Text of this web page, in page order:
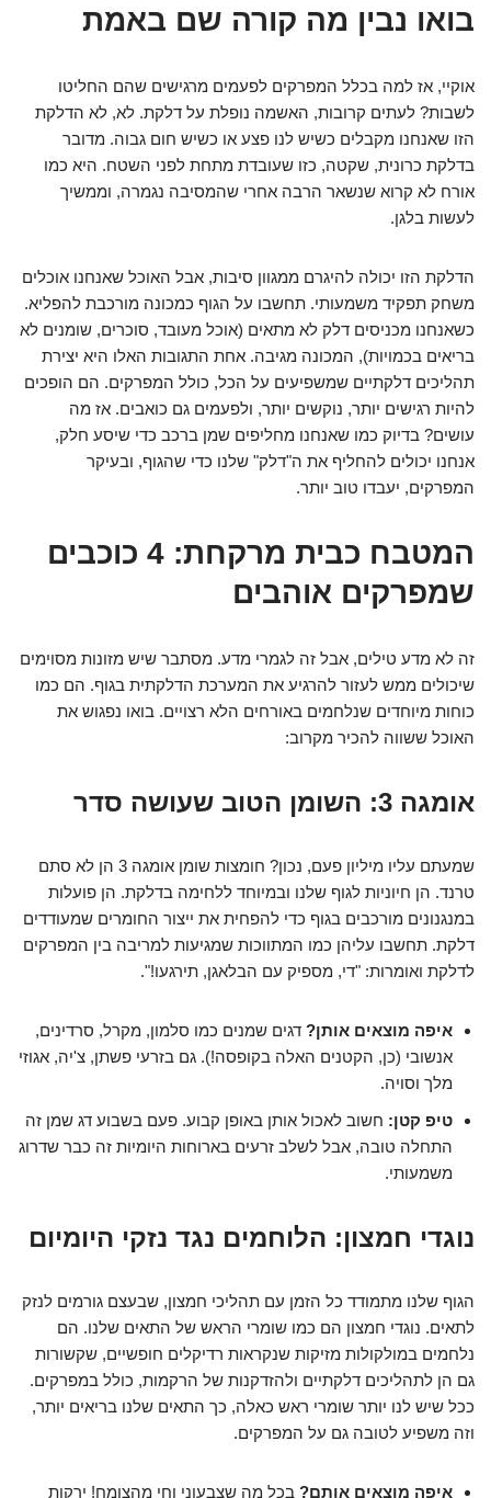
בואו נבין מה קורה שם באמת
אוקיי, אז למה בכלל המפרקים לפעמים מרגישים שהם החליטו
לשבות? לעתים קרובות, האשמה נופלת על דלקת. לא, לא הדלקת
הזו שאנחנו מקבלים כשיש לנו פצע או כשיש חום גבוה. מדובר
בדלקת כרונית, שקטה, כזו שעובדת מתחת לפני השטח. היא כמו
אורח לא קרוא שנשאר הרבה אחרי שהמסיבה נגמרה, וממשיך
לעשות בלגן.
הדלקת הזו יכולה להיגרם ממגוון סיבות, אבל האוכל שאנחנו אוכלים
משחק תפקיד משמעותי. תחשבו על הגוף כמכונה מורכבת להפליא.
כשאנחנו מכניסים דלק לא מתאים (אוכל מעובד, סוכרים, שומנים לא
בריאים בכמויות), המכונה מגיבה. אחת התגובות האלו היא יצירת
תהליכים דלקתיים שמשפיעים על הכל, כולל המפרקים. הם הופכים
להיות רגישים יותר, נוקשים יותר, ולפעמים גם כואבים. אז מה
עושים? בדיוק כמו שאנחנו מחליפים שמן ברכב כדי שיסע חלק,
אנחנו יכולים להחליף את ה"דלק" שלנו כדי שהגוף, ובעיקר
המפרקים, יעבדו טוב יותר.
המטבח כבית מרקחת: 4 כוכבים
שמפרקים אוהבים
זה לא מדע טילים, אבל זה לגמרי מדע. מסתבר שיש מזונות מסוימים
שיכולים ממש לעזור להרגיע את המערכת הדלקתית בגוף. הם כמו
כוחות מיוחדים שנלחמים באורחים הלא רצויים. בואו נפגוש את
האוכל ששווה להכיר מקרוב:
אומגה 3: השומן הטוב שעושה סדר
שמעתם עליו מיליון פעם, נכון? חומצות שומן אומגה 3 הן לא סתם
טרנד. הן חיוניות לגוף שלנו ובמיוחד ללחימה בדלקת. הן פועלות
במנגנונים מורכבים בגוף כדי להפחית את ייצור החומרים שמעודדים
דלקת. תחשבו עליהן כמו המתווכות שמגיעות למריבה בין המפרקים
לדלקת ואומרות: "די, מספיק עם הבלאגן, תירגעו!".
איפה מוצאים אותן? דגים שמנים כמו סלמון, מקרל, סרדינים,
אנשובי (כן, הקטנים האלה בקופסה!). גם בזרעי פשתן, צ'יה, אגוזי
מלך וסויה.
טיפ קטן: חשוב לאכול אותן באופן קבוע. פעם בשבוע דג שמן זה
התחלה טובה, אבל לשלב זרעים בארוחות היומיות זה כבר שדרוג
משמעותי.
נוגדי חמצון: הלוחמים נגד נזקי היומיום
הגוף שלנו מתמודד כל הזמן עם תהליכי חמצון, שבעצם גורמים לנזק
לתאים. נוגדי חמצון הם כמו שומרי הראש של התאים שלנו. הם
נלחמים במולקולות מזיקות שנקראות רדיקלים חופשיים, שקשורות
גם הן לתהליכים דלקתיים ולהזדקנות של הרקמות, כולל במפרקים.
ככל שיש לנו יותר שומרי ראש כאלה, כך התאים שלנו בריאים יותר,
וזה משפיע לטובה גם על המפרקים.
איפה מוצאים אותם? בכל מה שצבעוני וחי מהצומח! ירקות